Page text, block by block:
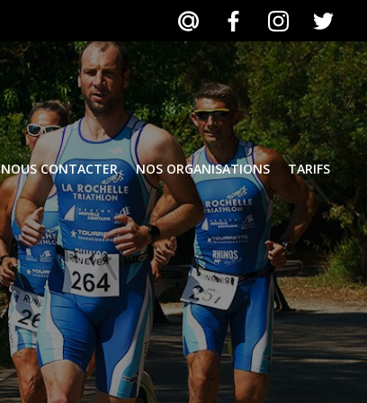
NOUS CONTACTER NOS ORGANISATIONS TARIFS